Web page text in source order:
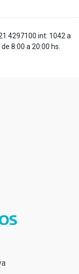
4297100 int: 1042 a
8:00 a 20:00 hs.